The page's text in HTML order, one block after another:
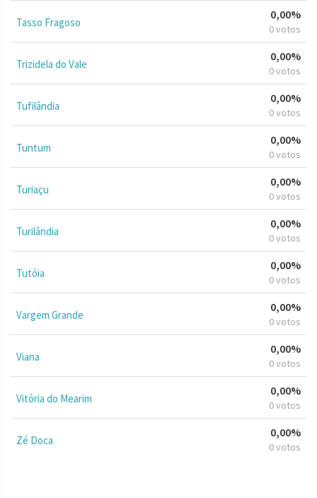
Tasso Fragoso
0,00%
0 votos
Trizidela do Vale
0,00%
0 votos
Tufilândia
0,00%
0 votos
Tuntum
0,00%
0 votos
Turiaçu
0,00%
0 votos
Turilândia
0,00%
0 votos
Tutóia
0,00%
0 votos
Vargem Grande
0,00%
0 votos
Viana
0,00%
0 votos
Vitória do Mearim
0,00%
0 votos
Zé Doca
0,00%
0 votos